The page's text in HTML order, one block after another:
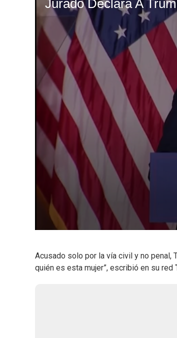
Acusado solo por la vía civil y no penal,
quién es esta mujer”, escribió en su red